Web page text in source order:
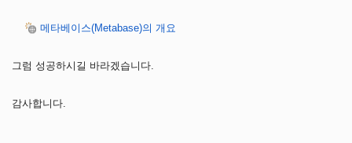
메타베이스(Metabase)의 개요
그럼 성공하시길 바라겠습니다.
감사합니다.